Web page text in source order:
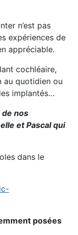
n’est pas
expériences de
appréciable.
cochléaire,
au quotidien ou
implantés…
de nos
et Pascal qui
dans le
posées